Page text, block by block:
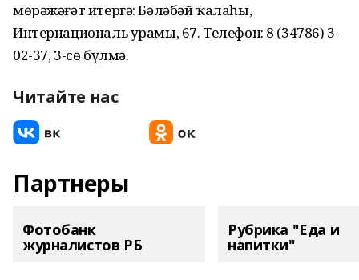
мөрәжәғәт итергә: Бәләбәй ҡалаһы,
Интернациональ урамы, 67. Телефон: 8 (34786) 3-
02-37, 3-сө бүлмә.
Читайте нас
Партнеры
Фотобанк
журналистов РБ
Рубрика "Еда и
напитки"